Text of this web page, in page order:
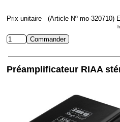
Prix unitaire (Article Nº mo-320710)
Préamplificateur RIAA